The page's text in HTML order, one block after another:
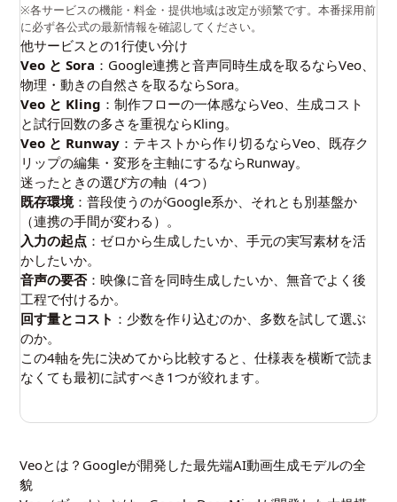
※各サービスの機能・料金・提供地域は改定が頻繁です。本番採用前
に必ず各公式の最新情報を確認してください。
他サービスとの1行使い分け
Veo と Sora ：Google連携と音声同時生成を取るならVeo、
物理・動きの自然さを取るならSora。
Veo と Kling ：制作フローの一体感ならVeo、生成コスト
と試行回数の多さを重視ならKling。
Veo と Runway ：テキストから作り切るならVeo、既存ク
リップの編集・変形を主軸にするならRunway。
迷ったときの選び方の軸（4つ）
既存環境：普段使うのがGoogle系か、それとも別基盤か
（連携の手間が変わる）。
入力の起点 ：ゼロから生成したいか、手元の実写素材を活
かしたいか。
音声の要否：映像に音を同時生成したいか、無音でよく後
工程で付けるか。
回す量とコスト ：少数を作り込むのか、多数を試して選ぶ
のか。
この4軸を先に決めてから比較すると、仕様表を横断で読ま
なくても最初に試すべき1つが絞れます。
Veoとは？Googleが開発した最先端AI動画生成モデルの全
貌